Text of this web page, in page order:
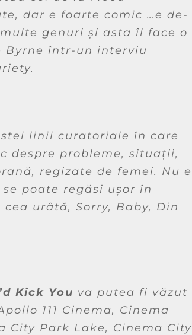
dar e foarte comic …e de-
genuri și asta îl face o
Byrne într-un interviu
linii curatoriale în care
despre probleme, situații,
regizate de femei. Nu e
poate regăsi ușor în
cea urâtă, Sorry, Baby, Din
Kick You va putea fi văzut
111 Cinema, Cinema
City Park Lake, Cinema City